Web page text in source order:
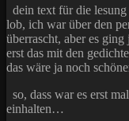
dein text für die
lob, ich war über den
überrascht, aber es
erst das mit den
das wäre ja noch
so, dass war es erst
einhalten…